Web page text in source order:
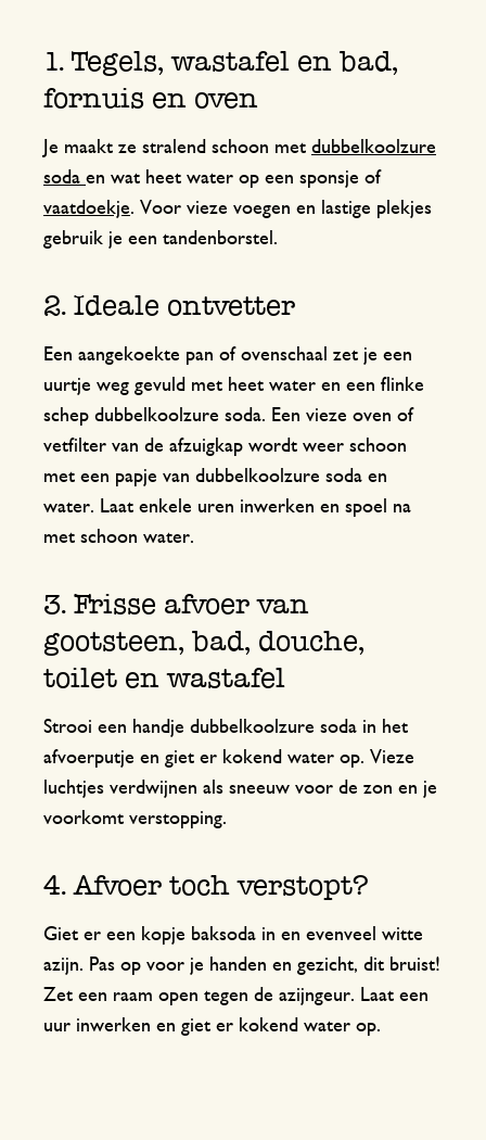
1. Tegels, wastafel en bad,
fornuis en oven
Je maakt ze stralend schoon met dubbelkoolzure
soda en wat heet water op een sponsje of
vaatdoekje. Voor vieze voegen en lastige plekjes
gebruik je een tandenborstel.
2. Ideale ontvetter
Een aangekoekte pan of ovenschaal zet je een
uurtje weg gevuld met heet water en een flinke
schep dubbelkoolzure soda. Een vieze oven of
vetfilter van de afzuigkap wordt weer schoon
met een papje van dubbelkoolzure soda en
water. Laat enkele uren inwerken en spoel na
met schoon water.
3. Frisse afvoer van
gootsteen, bad, douche,
toilet en wastafel
Strooi een handje dubbelkoolzure soda in het
afvoerputje en giet er kokend water op. Vieze
luchtjes verdwijnen als sneeuw voor de zon en je
voorkomt verstopping.
4. Afvoer toch verstopt?
Giet er een kopje baksoda in en evenveel witte
azijn. Pas op voor je handen en gezicht, dit bruist!
Zet een raam open tegen de azijngeur. Laat een
uur inwerken en giet er kokend water op.